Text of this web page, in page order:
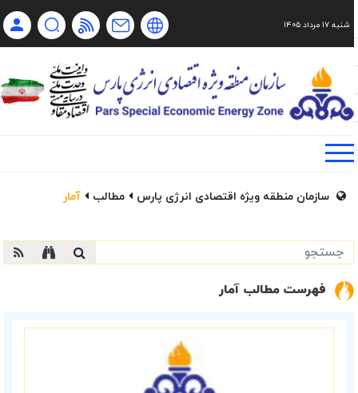
فا Ru Ch
شنبه ۱۷ مرداد ۱۴۰۵
سازمان منطقه ویژه اقتصادی انرژی پارس مطالب آمار
فهرست مطالب آمار